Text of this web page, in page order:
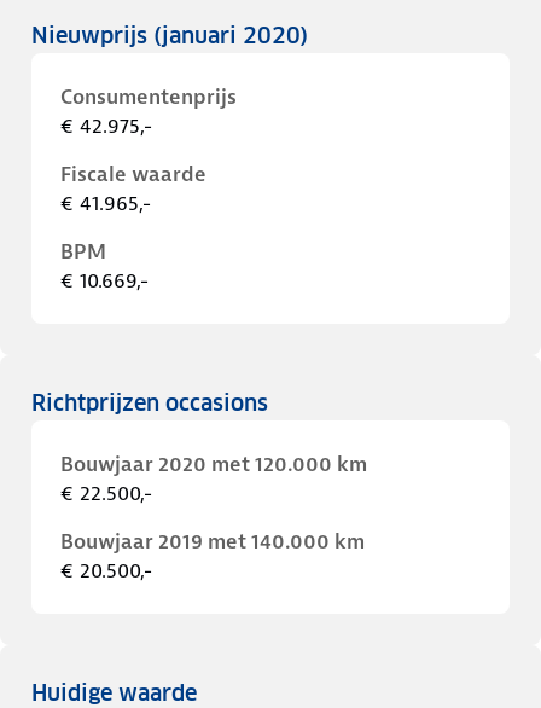
Nieuwprijs (januari 2020)
Consumentenprijs
€ 42.975,-
Fiscale waarde
€ 41.965,-
BPM
€ 10.669,-
Richtprijzen occasions
Bouwjaar 2020 met 120.000 km
€ 22.500,-
Bouwjaar 2019 met 140.000 km
€ 20.500,-
Huidige waarde